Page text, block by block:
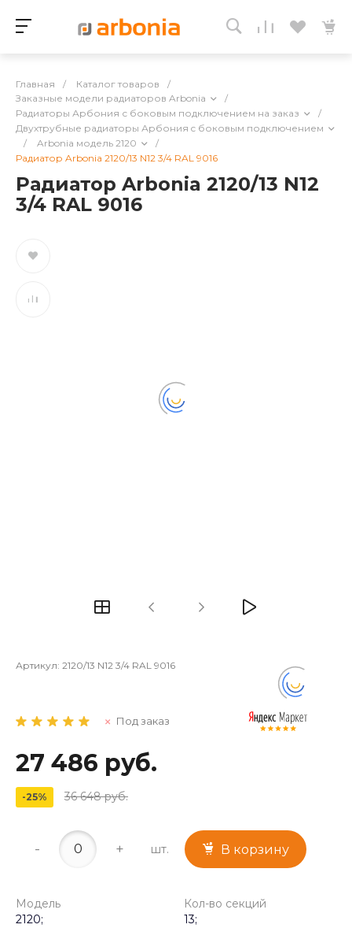
Главная / Каталог товаров
/
Заказные модели радиаторов Arbonia
/
Радиаторы Арбония с боковым подключением на заказ
/
Двухтрубные радиаторы Арбония c боковым подключением
/
Arbonia модель 2120
/
Радиатор Arbonia 2120/13 N12 3/4 RAL 9016
Радиатор Arbonia 2120/13 N12
3/4 RAL 9016
Артикул: 2120/13 N12 3/4 RAL 9016
Под заказ
27 486 руб.
-25% 36 648 руб.
- + шт. В корзину
Модель
2120;
Кол-во секций
13;